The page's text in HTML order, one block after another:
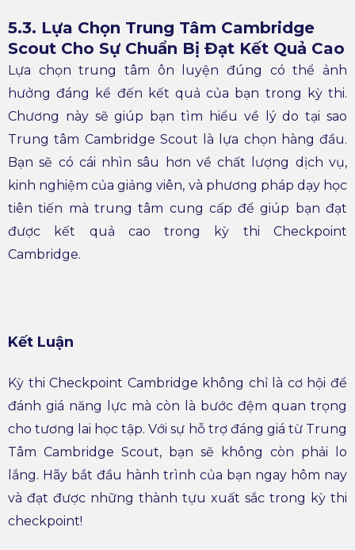
5.3. Lựa Chọn Trung Tâm Cambridge
Scout Cho Sự Chuẩn Bị Đạt Kết Quả Cao
Lựa chọn trung tâm ôn luyện đúng có thể ảnh
hưởng đáng kể đến kết quả của bạn trong kỳ thi.
Chương này sẽ giúp bạn tìm hiểu về lý do tại sao
Trung tâm Cambridge Scout là lựa chọn hàng đầu.
Bạn sẽ có cái nhìn sâu hơn về chất lượng dịch vụ,
kinh nghiệm của giảng viên, và phương pháp dạy học
tiên tiến mà trung tâm cung cấp để giúp bạn đạt
được kết quả cao trong kỳ thi Checkpoint
Cambridge.
Kết Luận
Kỳ thi Checkpoint Cambridge không chỉ là cơ hội để
đánh giá năng lực mà còn là bước đệm quan trọng
cho tương lai học tập. Với sự hỗ trợ đáng giá từ Trung
Tâm Cambridge Scout, bạn sẽ không còn phải lo
lắng. Hãy bắt đầu hành trình của bạn ngay hôm nay
và đạt được những thành tựu xuất sắc trong kỳ thi
checkpoint!